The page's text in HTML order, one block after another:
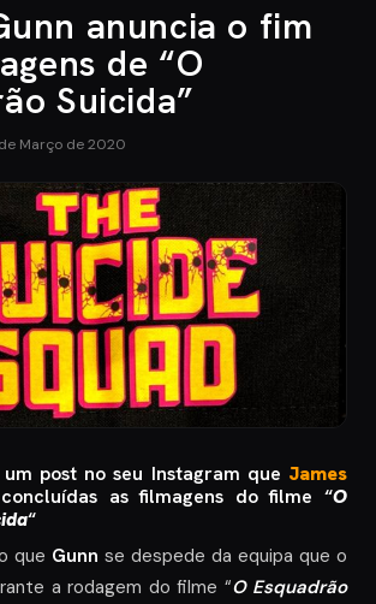
anuncia o fim
de “O
Suicida”
Março de 2020
post no seu Instagram que James
as filmagens do filme “O
“
que Gunn se despede da equipa que o
a rodagem do filme “O Esquadrão